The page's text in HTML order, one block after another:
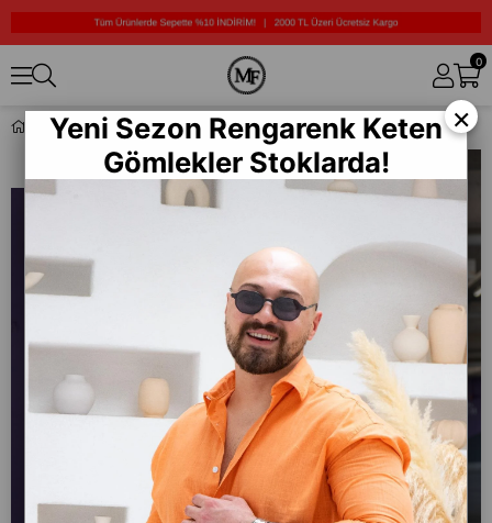
0
Rahat Kalıp Paça Detaylı Jogger (JGKR06) ×
Yeni Sezon Rengarenk Keten
Gömlekler Stoklarda!